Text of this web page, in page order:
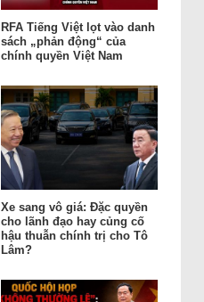
RFA Tiếng Việt lọt vào danh
sách „phản động“ của
chính quyền Việt Nam
Xe sang vô giá: Đặc quyền
cho lãnh đạo hay củng cố
hậu thuẫn chính trị cho Tô
Lâm?